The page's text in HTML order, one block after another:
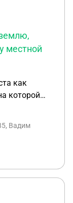
местной
которой
а земля у
о том,
Вадим